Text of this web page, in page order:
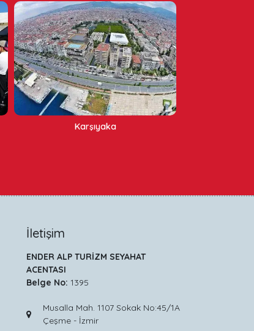
Kuşadası
İletişim
ENDER ALP TURİZM SEYAHAT
ACENTASI
Belge No: 1395
Musalla Mah. 1107 Sokak No:45/1A
Çeşme - İzmir